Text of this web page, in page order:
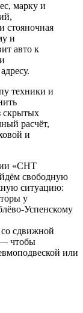
марку и
стояночная
и
авто к
техники и
скрытых
расчёт,
и
«СНТ
свободную
ситуацию:
у
Успенскому
со сдвижной
— чтобы
или